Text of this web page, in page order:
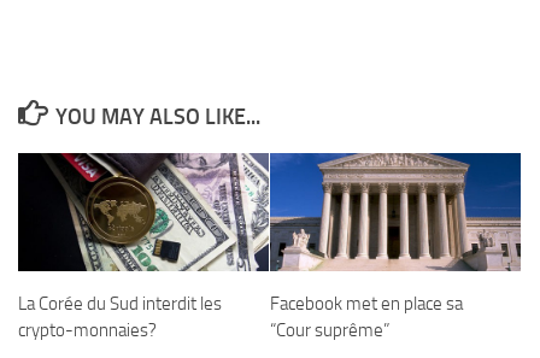
YOU MAY ALSO LIKE...
La Corée du Sud interdit les
crypto-monnaies?
Facebook met en place sa
“Cour suprême”